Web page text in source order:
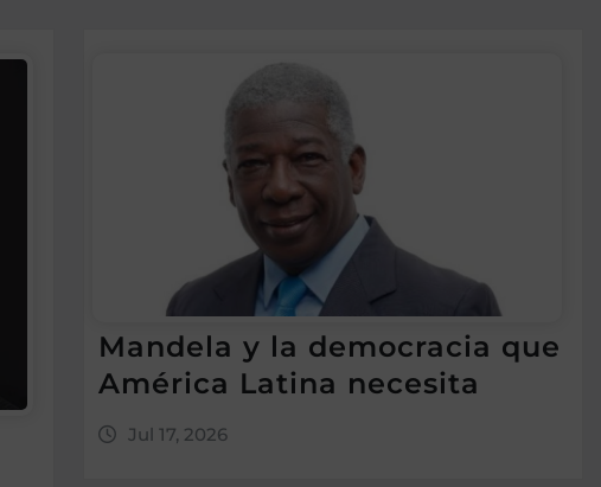
Mandela y la democracia que
América Latina necesita
Jul 17, 2026